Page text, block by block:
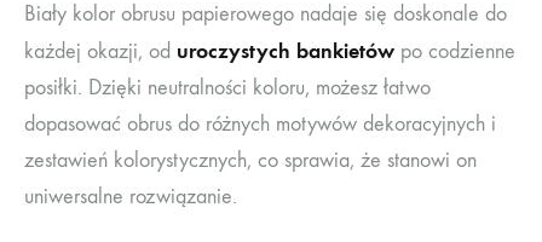
Biały kolor obrusu papierowego nadaje się doskonale do
każdej okazji, od uroczystych bankietów po codzienne
posiłki. Dzięki neutralności koloru, możesz łatwo
dopasować obrus do różnych motywów dekoracyjnych i
zestawień kolorystycznych, co sprawia, że stanowi on
uniwersalne rozwiązanie.